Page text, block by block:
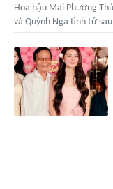
Hoa hậu Mai Phương
và Quỳnh Nga tình tứ